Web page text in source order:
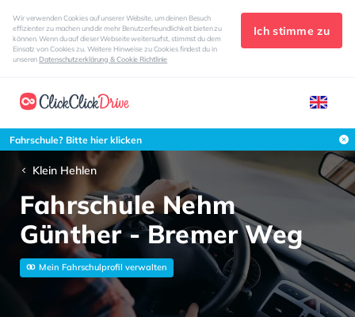
Wir verwenden Cookies auf unserer Website, um deinen Besuch
effizienter zu machen und dir mehr Benutzerfreundlichkeit bieten zu
können. Wenn du auf dieser Webseite weitersurfst, stimmst du dem
Einsatz von Cookies zu. Weitere Hinweise zu Cookies findest du in
unserenDatenschutzerklärung & Cookie Richtlinie
Ich stimme zu
Fahrschule? Bitte hier klicken
Klein Hehlen
Fahrschule Nehm
Günther - Bremer Weg
Mein Fahrschulprofil verwalten